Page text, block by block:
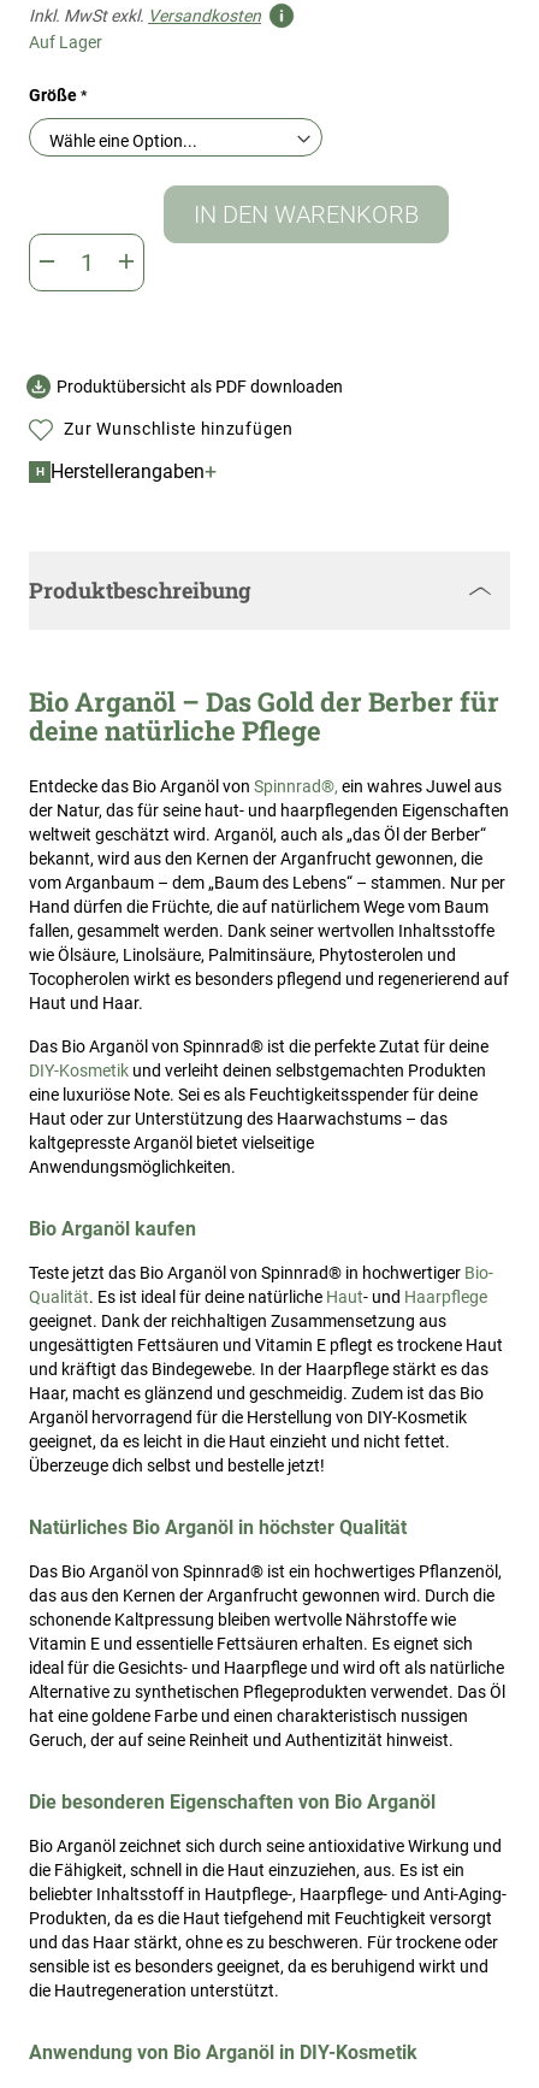
Inkl. MwSt exkl. Versandkosten
Auf Lager
Größe
IN DEN WARENKORB
Produktübersicht als PDF downloaden
Zur Wunschliste hinzufügen
H Herstellerangaben+
Produktbeschreibung
Bio Arganöl – Das Gold der Berber für
deine natürliche Pflege
Entdecke das Bio Arganöl von Spinnrad®, ein wahres Juwel aus
der Natur, das für seine haut- und haarpflegenden Eigenschaften
weltweit geschätzt wird. Arganöl, auch als „das Öl der Berber“
bekannt, wird aus den Kernen der Arganfrucht gewonnen, die
vom Arganbaum – dem „Baum des Lebens“ – stammen. Nur per
Hand dürfen die Früchte, die auf natürlichem Wege vom Baum
fallen, gesammelt werden. Dank seiner wertvollen Inhaltsstoffe
wie Ölsäure, Linolsäure, Palmitinsäure, Phytosterolen und
Tocopherolen wirkt es besonders pflegend und regenerierend auf
Haut und Haar.
Das Bio Arganöl von Spinnrad® ist die perfekte Zutat für deine
DIY-Kosmetik und verleiht deinen selbstgemachten Produkten
eine luxuriöse Note. Sei es als Feuchtigkeitsspender für deine
Haut oder zur Unterstützung des Haarwachstums – das
kaltgepresste Arganöl bietet vielseitige
Anwendungsmöglichkeiten.
Bio Arganöl kaufen
Teste jetzt das Bio Arganöl von Spinnrad® in hochwertiger Bio-
Qualität. Es ist ideal für deine natürliche Haut- und Haarpflege
geeignet. Dank der reichhaltigen Zusammensetzung aus
ungesättigten Fettsäuren und Vitamin E pflegt es trockene Haut
und kräftigt das Bindegewebe. In der Haarpflege stärkt es das
Haar, macht es glänzend und geschmeidig. Zudem ist das Bio
Arganöl hervorragend für die Herstellung von DIY-Kosmetik
geeignet, da es leicht in die Haut einzieht und nicht fettet.
Überzeuge dich selbst und bestelle jetzt!
Natürliches Bio Arganöl in höchster Qualität
Das Bio Arganöl von Spinnrad® ist ein hochwertiges Pflanzenöl,
das aus den Kernen der Arganfrucht gewonnen wird. Durch die
schonende Kaltpressung bleiben wertvolle Nährstoffe wie
Vitamin E und essentielle Fettsäuren erhalten. Es eignet sich
ideal für die Gesichts- und Haarpflege und wird oft als natürliche
Alternative zu synthetischen Pflegeprodukten verwendet. Das Öl
hat eine goldene Farbe und einen charakteristisch nussigen
Geruch, der auf seine Reinheit und Authentizität hinweist.
Die besonderen Eigenschaften von Bio Arganöl
Bio Arganöl zeichnet sich durch seine antioxidative Wirkung und
die Fähigkeit, schnell in die Haut einzuziehen, aus. Es ist ein
beliebter Inhaltsstoff in Hautpflege-, Haarpflege- und Anti-Aging-
Produkten, da es die Haut tiefgehend mit Feuchtigkeit versorgt
und das Haar stärkt, ohne es zu beschweren. Für trockene oder
sensible ist es besonders geeignet, da es beruhigend wirkt und
die Hautregeneration unterstützt.
Anwendung von Bio Arganöl in DIY-Kosmetik